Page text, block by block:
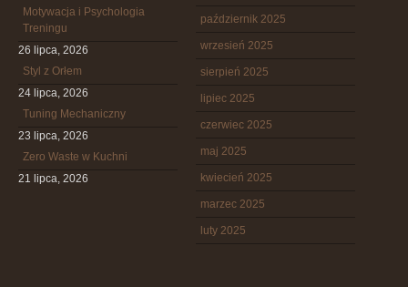
Motywacja i Psychologia
Treningu
26 lipca, 2026
Styl z Orłem
24 lipca, 2026
Tuning Mechaniczny
23 lipca, 2026
Zero Waste w Kuchni
21 lipca, 2026
październik 2025
wrzesień 2025
sierpień 2025
lipiec 2025
czerwiec 2025
maj 2025
kwiecień 2025
marzec 2025
luty 2025